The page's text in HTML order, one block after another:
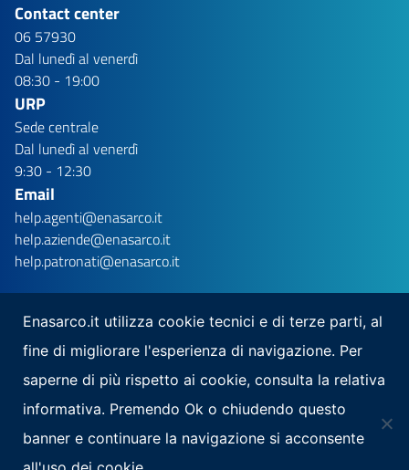
Contact center
06 57930
Dal lunedì al venerdì
08:30 - 19:00
URP
Sede centrale
Dal lunedì al venerdì
9:30 - 12:30
Email
help.agenti@enasarco.it
help.aziende@enasarco.it
help.patronati@enasarco.it
Scarica la nostra app per mobile
Enasarco.it utilizza cookie tecnici e di terze parti, al
fine di migliorare l'esperienza di navigazione. Per
saperne di più rispetto ai cookie, consulta la relativa
informativa. Premendo Ok o chiudendo questo
banner e continuare la navigazione si acconsente